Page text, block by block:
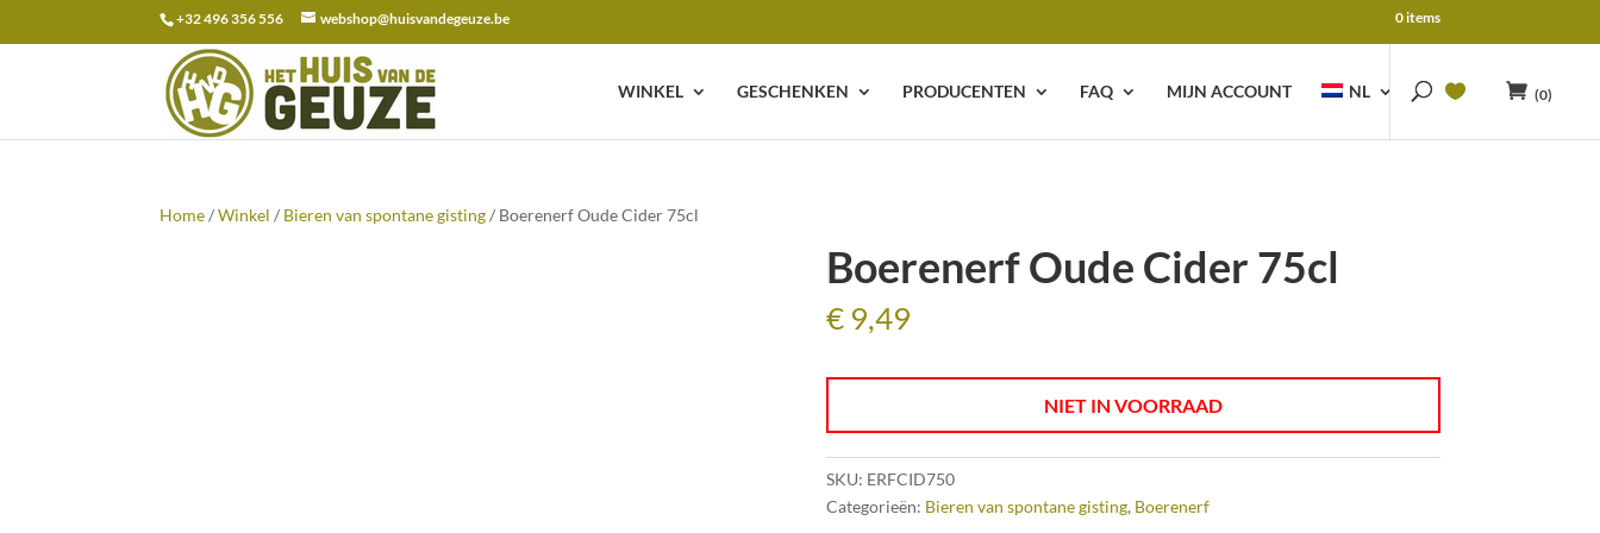
+32 496 356 556 webshop@huisvandegeuze.be 0 items
WINKEL GESCHENKEN PRODUCENTEN FAQ MIJN ACCOUNT NL (0)
Zoeken
naar:
Home/Winkel / Bieren van spontane gisting/ Boerenerf Oude Cider 75cl
Boerenerf Oude Cider 75cl
€9,49
NIET IN VOORRAAD
SKU: ERFCID750
Categorieën: Bieren van spontane gisting, Boerenerf